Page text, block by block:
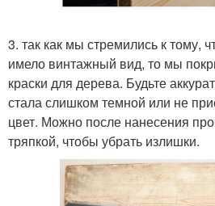
3. так как мы стремились к тому,
имело винтажный вид, то мы
краски для дерева. Будьте
стала слишком темной или не
цвет. Можно после нанесения
тряпкой, чтобы убрать излишки.